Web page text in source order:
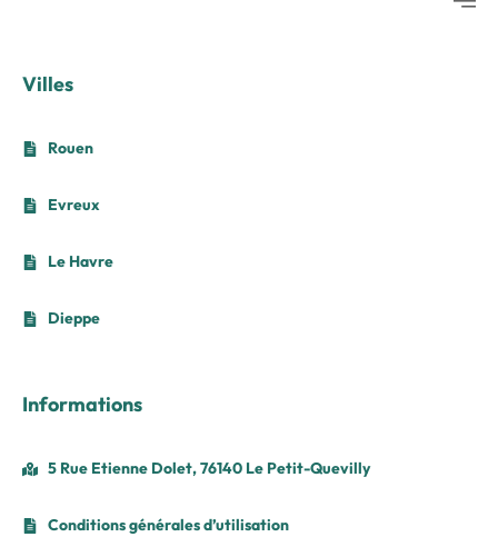
Villes
Rouen
Evreux
Le Havre
Dieppe
Informations
5 Rue Etienne Dolet, 76140 Le Petit-Quevilly
Conditions générales d’utilisation